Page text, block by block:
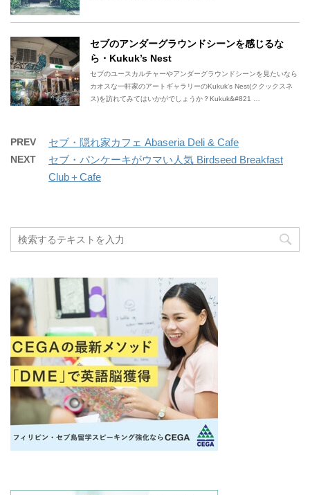
セブのアンダーグラウンドシーンを感じるな
ら・Kukuk’s Nest
セブのユースカルチャーやアンダーグラウンドシーンを見たいなら
カオスな一軒家のアートギャラリーのKukuk’s Nest(ククックスネ
ス)を訪れてみてはいかがでしょうか？Kukuk&#821 …
PREV セブ・隠れ家カフェ Abaseria Deli & Cafe
NEXT
セブ・パンケーキがウマい人気 Birdseed Breakfast
Club＋Cafe